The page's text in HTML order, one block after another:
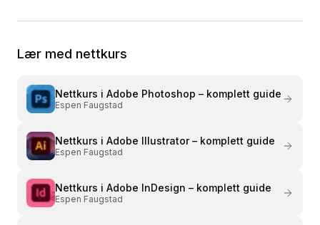
Lær med nettkurs
Nettkurs i Adobe Photoshop – komplett guide
Espen Faugstad
Nettkurs i Adobe Illustrator – komplett guide
Espen Faugstad
Nettkurs i Adobe InDesign – komplett guide
Espen Faugstad